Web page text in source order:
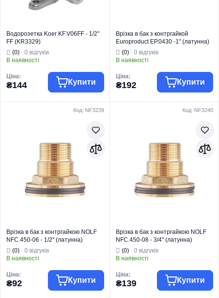
Водорозетка Koer KF.V06FF - 1/2"
FF (KR3329)
(0) · 0 відгуків
В наявності
Ціна:
₴144 Купити
Латунний фітинг
Призначення
Для труб
Кут
Врізка в бак з контргайкой
Europroduct EP.0430 -1" (латунна)
(EP6188)
(0)· 0 відгуків
В наявності
Ціна:
₴192 Купити
Латунний фітинг
Призначення
Для води
Врізка
Код: NF3239
Врізка в бак з контргайкою NOLF
NFC.450-06 - 1/2" (латунна)
(NF3239)
(0) · 0 відгуків
В наявності
Ціна:
₴92 Купити
Код: NF3240
Врізка в бак з контргайкою NOLF
NFC.450-08 - 3/4" (латунна)
(NF3240)
(0)· 0 відгуків
В наявності
Ціна:
₴139 Купити